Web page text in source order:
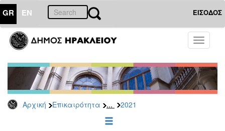
GR EN ΕΙΣΟΔΟΣ
Toggle
Αρχική Επικαιρότητα ... 2021
ΕΠΙΚΑΙΡΟΤΗΤΑ
-
Δημοπρασίες
Αρχείο
2026